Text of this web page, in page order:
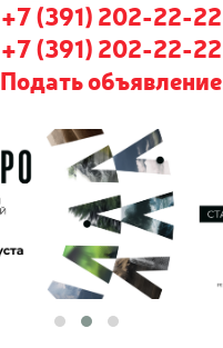
+7 (391) 202-22-22
+7 (391) 202-22-22
Подать объявление